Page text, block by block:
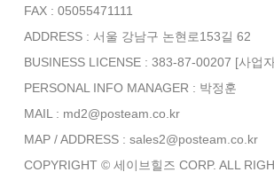
FAX : 05055471111
ADDRESS : 서울 강남구 논현로153길 62
BUSINESS LICENSE : 383-87-00207 [사업
PERSONAL INFO MANAGER : 박정훈
MAIL : md2@posteam.co.kr
MAP / ADDRESS : sales2@posteam.co.kr
COPYRIGHT © 세이브힐즈 CORP. ALL